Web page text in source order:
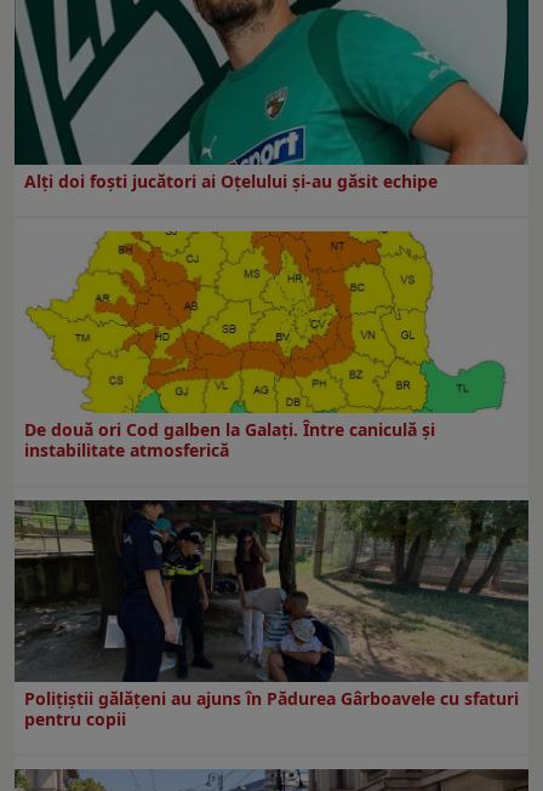
Alți doi foști jucători ai Oțelului și-au găsit echipe
De două ori Cod galben la Galaţi. Între caniculă şi
instabilitate atmosferică
Polițiștii gălățeni au ajuns în Pădurea Gârboavele cu sfaturi
pentru copii